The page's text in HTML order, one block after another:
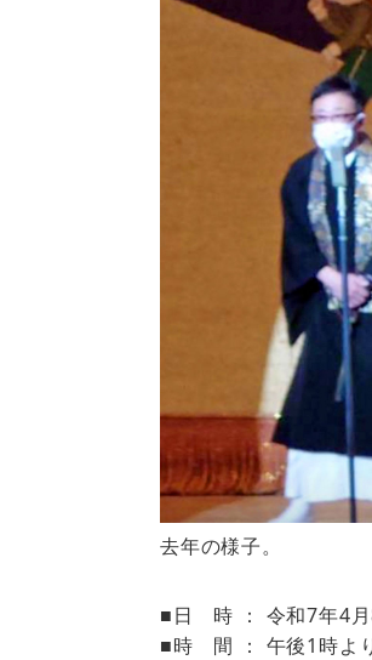
去年の様子。
■日 時 ： 令和7年4月
■時 間 ： 午後1時よ